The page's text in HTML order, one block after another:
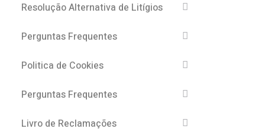
Resolução Alternativa de Litígios
Perguntas Frequentes
Politica de Cookies
Perguntas Frequentes
Livro de Reclamações